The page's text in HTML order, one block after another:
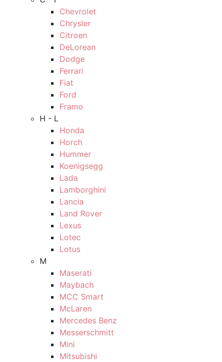
Chevrolet
Chrysler
Citroen
DeLorean
Dodge
Ferrari
Fiat
Ford
Framo
H - L
Honda
Horch
Hummer
Koenigsegg
Lada
Lamborghini
Lancia
Land Rover
Lexus
Lotec
Lotus
M
Maserati
Maybach
MCC Smart
McLaren
Mercedes Benz
Messerschmitt
Mini
Mitsubishi